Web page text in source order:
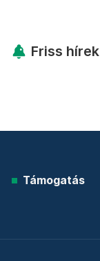
Friss hírek
Támogatás